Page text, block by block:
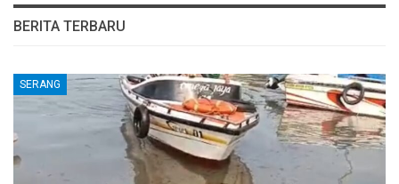
BERITA TERBARU
SERANG